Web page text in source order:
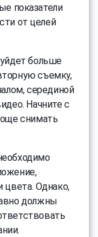
показатели
от целей
больше
съемку,
серединой
Начните с
снимать
цвета. Однако,
должны